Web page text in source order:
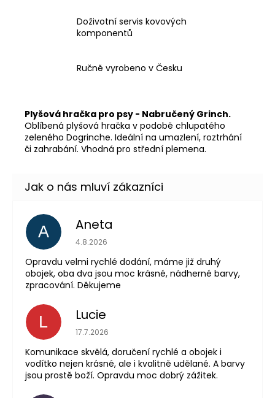
Doživotní servis kovových
komponentů
Ručně vyrobeno v Česku
Plyšová hračka pro psy - Nabručený Grinch.
Oblíbená plyšová hračka v podobě chlupatého
zeleného Dogrinche. Ideální na umazlení, roztrhání
či zahrabání. Vhodná pro střední plemena.
A Aneta
Hodnocení
4.8.2026
Opravdu velmi rychlé dodání, máme již druhý
obojek, oba dva jsou moc krásné, nádherné barvy,
zpracování. Děkujeme
L Lucie
Hodnocení
17.7.2026
Komunikace skvělá, doručení rychlé a obojek i
vodítko nejen krásné, ale i kvalitně udělané. A barvy
jsou prostě boží. Opravdu moc dobrý zážitek.